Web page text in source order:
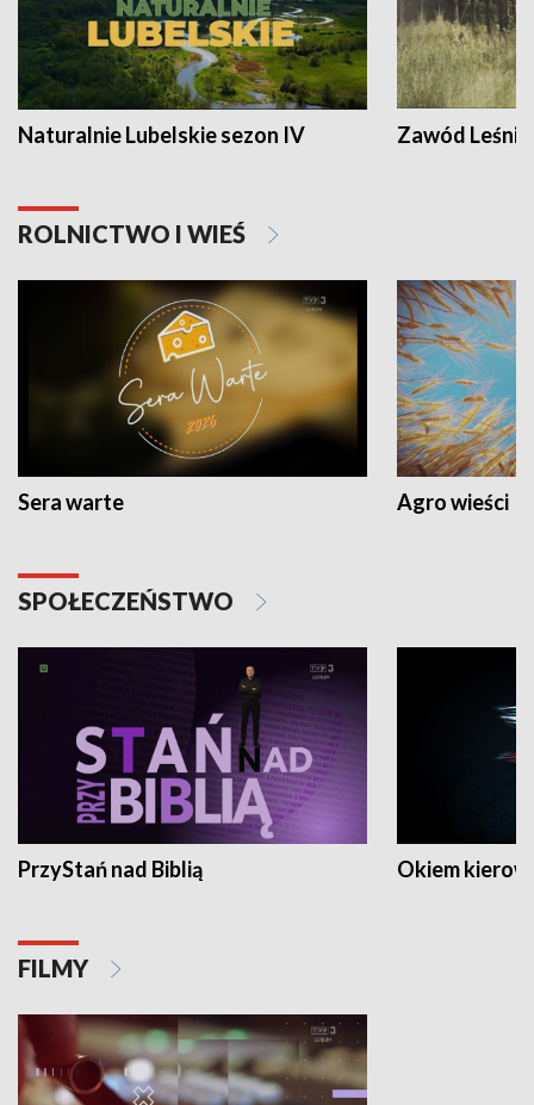
Naturalnie Lubelskie sezon IV Zawód Leśnik
ROLNICTWO I WIEŚ
Sera warte Agro wieści
SPOŁECZEŃSTWO
PrzyStań nad Biblią Okiem
FILMY